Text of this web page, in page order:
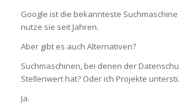
Google ist die bekannteste Suchmaschine
nutze sie seit Jahren.
Aber gibt es auch Alternativen?
Suchmaschinen, bei denen der
Stellenwert hat? Oder ich Projekte
Ja.